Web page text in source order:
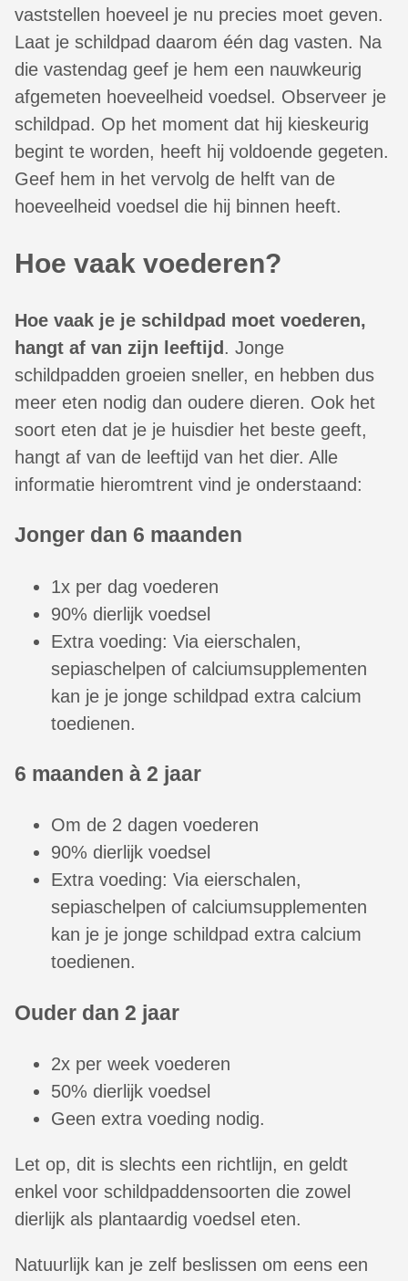
vaststellen hoeveel je nu precies moet geven.
Laat je schildpad daarom één dag vasten. Na
die vastendag geef je hem een nauwkeurig
afgemeten hoeveelheid voedsel. Observeer je
schildpad. Op het moment dat hij kieskeurig
begint te worden, heeft hij voldoende gegeten.
Geef hem in het vervolg de helft van de
hoeveelheid voedsel die hij binnen heeft.
Hoe vaak voederen?
Hoe vaak je je schildpad moet voederen,
hangt af van zijn leeftijd . Jonge
schildpadden groeien sneller, en hebben dus
meer eten nodig dan oudere dieren. Ook het
soort eten dat je je huisdier het beste geeft,
hangt af van de leeftijd van het dier. Alle
informatie hieromtrent vind je onderstaand:
Jonger dan 6 maanden
1x per dag voederen
90% dierlijk voedsel
Extra voeding: Via eierschalen,
sepiaschelpen of calciumsupplementen
kan je je jonge schildpad extra calcium
toedienen.
6 maanden à 2 jaar
Om de 2 dagen voederen
90% dierlijk voedsel
Extra voeding: Via eierschalen,
sepiaschelpen of calciumsupplementen
kan je je jonge schildpad extra calcium
toedienen.
Ouder dan 2 jaar
2x per week voederen
50% dierlijk voedsel
Geen extra voeding nodig.
Let op, dit is slechts een richtlijn, en geldt
enkel voor schildpaddensoorten die zowel
dierlijk als plantaardig voedsel eten.
Natuurlijk kan je zelf beslissen om eens een